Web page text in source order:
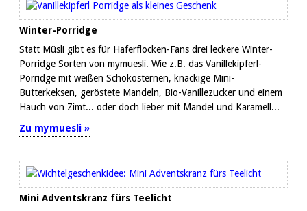
Winter-Porridge
Statt Müsli gibt es für Haferflocken-Fans drei leckere Winter-
Porridge Sorten von mymuesli. Wie z.B. das Vanillekipferl-
Porridge mit weißen Schokosternen, knackige Mini-
Butterkeksen, geröstete Mandeln, Bio-Vanillezucker und einem
Hauch von Zimt... oder doch lieber mit Mandel und Karamell...
Zu mymuesli »
Mini Adventskranz fürs Teelicht